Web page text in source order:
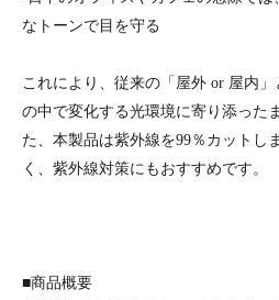
なトーンで目を守る
これにより、従来の「屋外 or 屋内」
の中で変化する光環境に寄り添った
た、本製品は紫外線を99％カットし
く、紫外線対策にもおすすめです。
■商品概要